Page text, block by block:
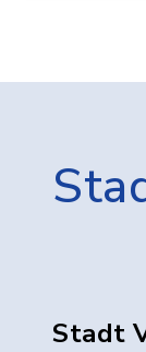
Stadt